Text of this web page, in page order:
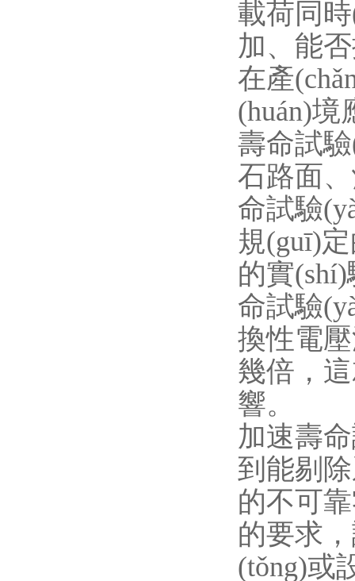
載荷同
加、
在產
(huán)境
壽命試驗
石路面
命試驗
規(guī)定
的實(shí)
命試驗
換性電壓
幾倍
響。
加速壽
到能剔
的不可靠
的要求
(tǒng)或